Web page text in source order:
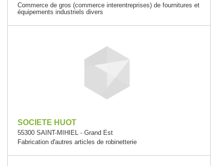
Commerce de gros (commerce interentreprises) de fournitures et
équipements industriels divers
SOCIETE HUOT
55300 SAINT-MIHIEL - Grand Est
Fabrication d'autres articles de robinetterie